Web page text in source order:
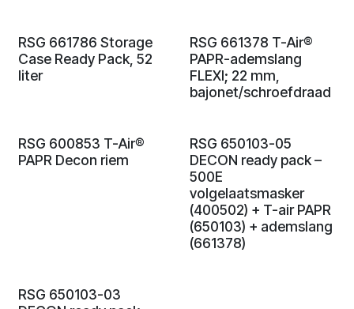
RSG 661786 Storage
Case Ready Pack, 52
liter
RSG 661378 T-Air®
PAPR-ademslang
FLEXI; 22 mm,
bajonet/schroefdraad
RSG 600853 T-Air®
PAPR Decon riem
RSG 650103-05
DECON ready pack –
500E
volgelaatsmasker
(400502) + T-air PAPR
(650103) + ademslang
(661378)
RSG 650103-03